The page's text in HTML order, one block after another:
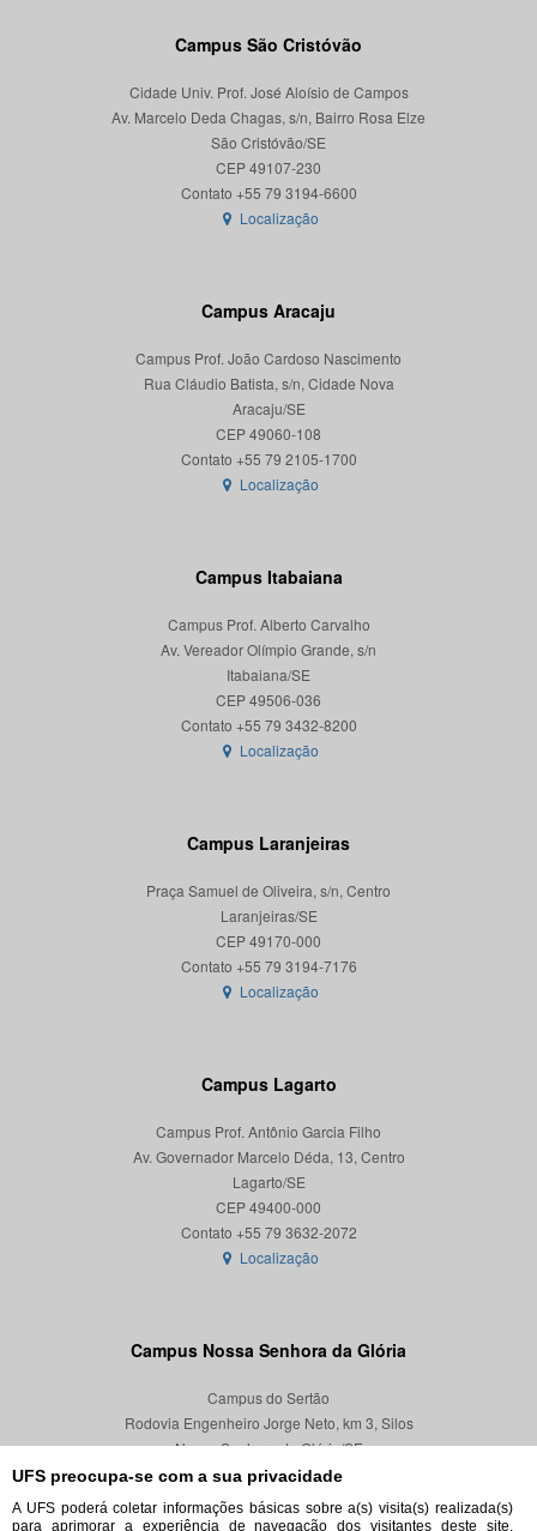
UFS preocupa-se com a sua privacidade
A UFS poderá coletar informações básicas sobre a(s) visita(s) realizada(s)
para aprimorar a experiência de navegação dos visitantes deste site,
Campus São Cristóvão
Cidade Univ. Prof. José Aloísio de Campos
Av. Marcelo Deda Chagas, s/n, Bairro Rosa Elze
São Cristóvão/SE
CEP 49107-230
Localização
Campus Aracaju
Campus Prof. João Cardoso Nascimento
Rua Cláudio Batista, s/n, Cidade Nova
Aracaju/SE
CEP 49060-108
Localização
Campus Itabaiana
Campus Prof. Alberto Carvalho
Av. Vereador Olímpio Grande, s/n
Itabaiana/SE
CEP 49506-036
Localização
Campus Laranjeiras
Praça Samuel de Oliveira, s/n, Centro
Laranjeiras/SE
CEP 49170-000
Localização
Campus Lagarto
Campus Prof. Antônio Garcia Filho
Av. Governador Marcelo Déda, 13, Centro
Lagarto/SE
CEP 49400-000
Localização
Campus Nossa Senhora da Glória
Campus do Sertão
Rodovia Engenheiro Jorge Neto, km 3, Silos
Nossa Senhora da Glória/SE
CEP 49680-000
Localização